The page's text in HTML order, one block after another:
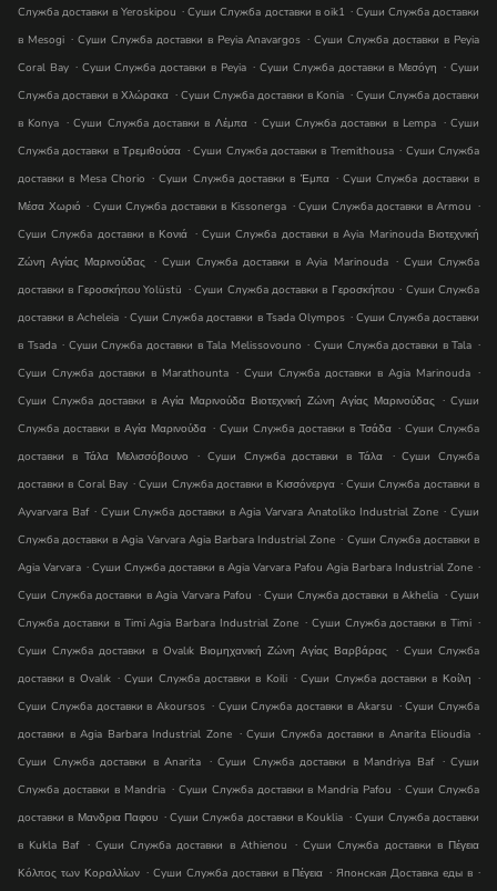
Служба доставки в Yeroskipou . Суши Служба доставки в oik1 . Суши Служба доставки
в Mesogi . Суши Служба доставки в Peyia Anavargos . Суши Служба доставки в Peyia
Coral Bay . Суши Служба доставки в Peyia . Суши Служба доставки в Μεσόγη . Суши
Служба доставки в Χλώρακα . Суши Служба доставки в Konia . Суши Служба доставки
в Konya . Суши Служба доставки в Λέμπα . Суши Служба доставки в Lempa . Суши
Служба доставки в Τρεμιθούσα . Суши Служба доставки в Tremithousa . Суши Служба
доставки в Mesa Chorio . Суши Служба доставки в Έμπα . Суши Служба доставки в
Μέσα Χωριό . Суши Служба доставки в Kissonerga . Суши Служба доставки в Armou .
Суши Служба доставки в Κονιά . Суши Служба доставки в Ayia Marinouda Βιοτεχνική
Ζώνη Αγίας Μαρινούδας . Суши Служба доставки в Ayia Marinouda . Суши Служба
доставки в Γεροσκήπου Yolüstü . Суши Служба доставки в Γεροσκήπου . Суши Служба
доставки в Acheleia . Суши Служба доставки в Tsada Olympos . Суши Служба доставки
в Tsada . Суши Служба доставки в Tala Melissovouno . Суши Служба доставки в Tala .
Суши Служба доставки в Marathounta . Суши Служба доставки в Agia Marinouda .
Суши Служба доставки в Αγία Μαρινούδα Βιοτεχνική Ζώνη Αγίας Μαρινούδας . Суши
Служба доставки в Αγία Μαρινούδα . Суши Служба доставки в Τσάδα . Суши Служба
доставки в Τάλα Μελισσόβουνο
. Суши Служба доставки в Τάλα . Суши Служба
доставки в Coral Bay . Суши Служба доставки в Κισσόνεργα . Суши Служба доставки в
Ayvarvara Baf . Суши Служба доставки в Agia Varvara Anatoliko Industrial Zone . Суши
Служба доставки в Agia Varvara Agia Barbara Industrial Zone . Суши Служба доставки в
Agia Varvara . Суши Служба доставки в Agia Varvara Pafou Agia Barbara Industrial Zone .
Суши Служба доставки в Agia Varvara Pafou . Суши Служба доставки в Akhelia . Суши
Служба доставки в Timi Agia Barbara Industrial Zone . Суши Служба доставки в Timi .
Суши Служба доставки в Ovalık Βιομηχανική Ζώνη Αγίας Βαρβάρας . Суши Служба
доставки в Ovalık . Суши Служба доставки в Koili . Суши Служба доставки в Κοίλη .
Суши Служба доставки в Akoursos . Суши Служба доставки в Akarsu . Суши Служба
доставки в Agia Barbara Industrial Zone . Суши Служба доставки в Anarita Elioudia .
Суши Служба доставки в Anarita . Суши Служба доставки в Mandri̇ya Baf . Суши
Служба доставки в Mandria . Суши Служба доставки в Mandria Pafou . Суши Служба
доставки в Μανδρια Παφου . Суши Служба доставки в Kouklia . Суши Служба доставки
в Kukla Baf . Суши Служба доставки в Athienou . Суши Служба доставки в Πέγεια
Κόλπος των Κοραλλίων . Суши Служба доставки в Πέγεια . Японская Доставка еды в .